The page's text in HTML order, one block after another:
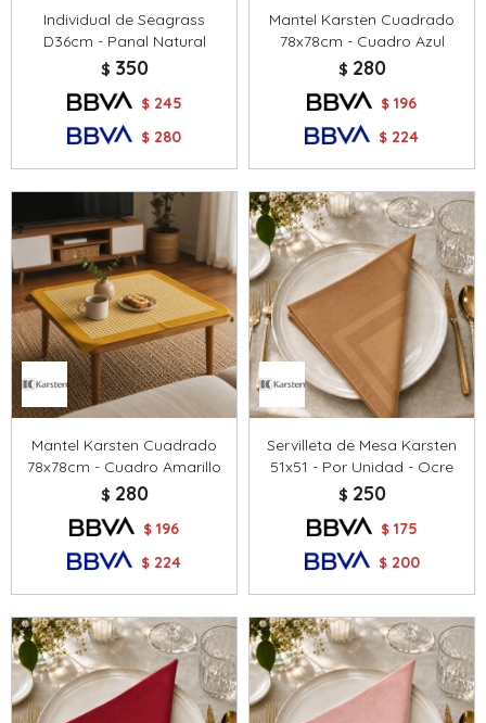
Individual de Seagrass
D36cm - Panal Natural
$ 350
$ 245
$ 280
Mantel Karsten Cuadrado
78x78cm - Cuadro Azul
$ 280
$ 196
$ 224
Mantel Karsten Cuadrado
78x78cm - Cuadro Amarillo
$ 280
$ 196
$ 224
Servilleta de Mesa Karsten
51x51 - Por Unidad - Ocre
$ 250
$ 175
$ 200